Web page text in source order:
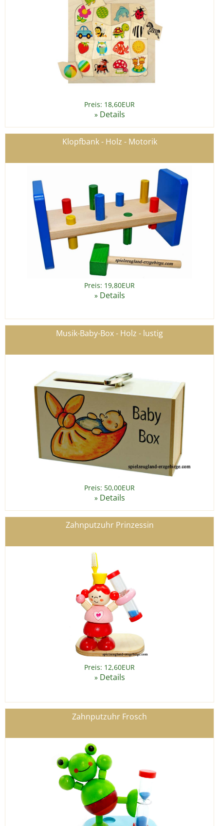
Preis: 18,60EUR
» Details
Klopfbank - Holz - Motorik
Preis: 19,80EUR
» Details
Musik-Baby-Box - Holz - lustig
Preis: 50,00EUR
» Details
Zahnputzuhr Prinzessin
Preis: 12,60EUR
» Details
Zahnputzuhr Frosch